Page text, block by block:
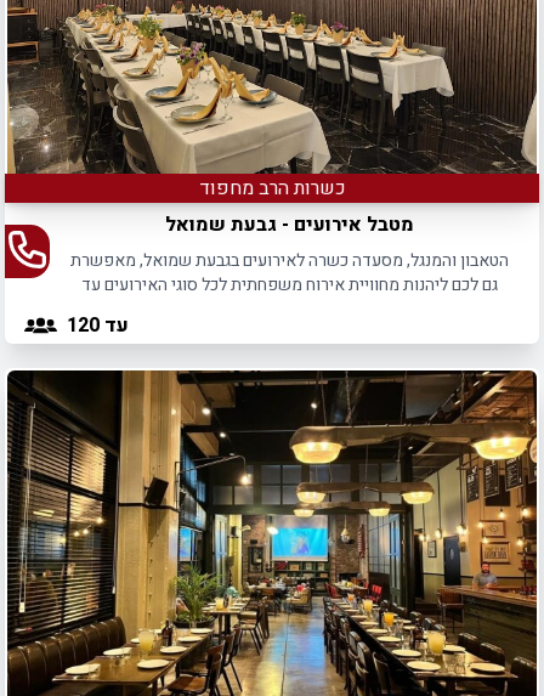
כשרות הרב מחפוד
מטבל אירועים - גבעת שמואל
הטאבון והמנגל, מסעדה כשרה לאירועים בגבעת שמואל, מאפשרת
גם לכם ליהנות מחוויית אירוח משפחתית לכל סוגי האירועים עד
עד 120